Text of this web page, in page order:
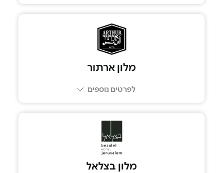
מלון ארתור
לפרטים נוספים
מלון בצלאל